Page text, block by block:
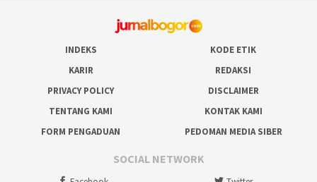
INDEKS
KODE ETIK
KARIR
REDAKSI
PRIVACY POLICY
DISCLAIMER
TENTANG KAMI
KONTAK KAMI
FORM PENGADUAN
PEDOMAN MEDIA SIBER
SOCIAL NETWORK